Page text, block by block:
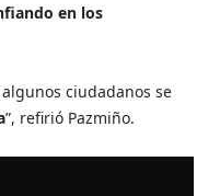
en los
ciudadanos se
”, refirió Pazmiño.